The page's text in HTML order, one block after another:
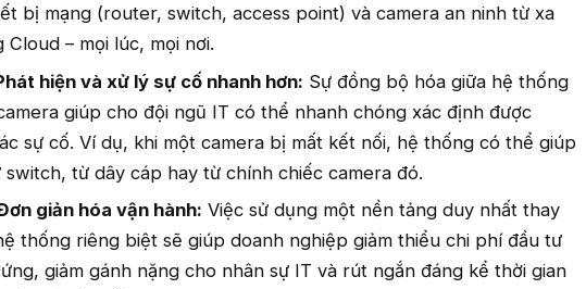
bị mạng (router, switch, access point) và camera an ninh từ xa
– mọi lúc, mọi nơi.
hiện và xử lý sự cố nhanh hơn: Sự đồng bộ hóa giữa hệ thống
giúp cho đội ngũ IT có thể nhanh chóng xác định được
sự cố. Ví dụ, khi một camera bị mất kết nối, hệ thống có thể giúp
từ dây cáp hay từ chính chiếc camera đó.
giản hóa vận hành: Việc sử dụng một nền tảng duy nhất thay
thống riêng biệt sẽ giúp doanh nghiệp giảm thiểu chi phí đầu tư
giảm gánh nặng cho nhân sự IT và rút ngắn đáng kể thời gian